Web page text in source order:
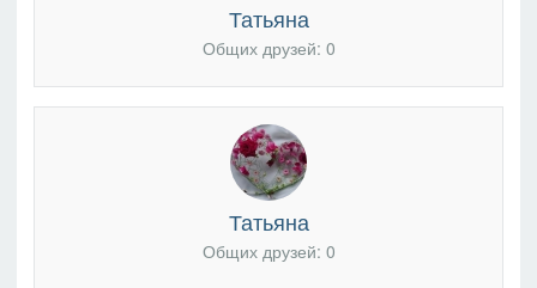
Татьяна
Общих друзей: 0
Татьяна
Общих друзей: 0